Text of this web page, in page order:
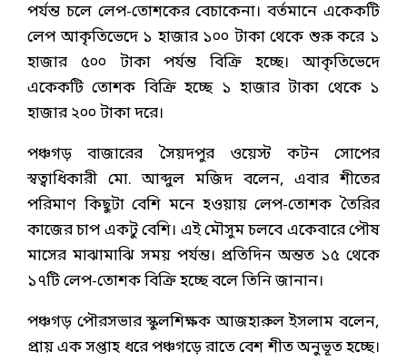
পর্যন্ত চলে লেপ-তোশকের বেচাকেনা। বর্তমানে একেকটি
লেপ আকৃতিভেদে ১ হাজার ১০০ টাকা থেকে শুরু করে ১
হাজার ৫০০ টাকা পর্যন্ত বিক্রি হচ্ছে। আকৃতিভেদে
একেকটি তোশক বিক্রি হচ্ছে ১ হাজার টাকা থেকে ১
হাজার ২০০ টাকা দরে।
পঞ্চগড় বাজারের সৈয়দপুর ওয়েস্ট কটন সোপের
স্বত্বাধিকারী মো. আব্দুল মজিদ বলেন, এবার শীতের
পরিমাণ কিছুটা বেশি মনে হওয়ায় লেপ-তোশক তৈরির
কাজের চাপ একটু বেশি। এই মৌসুম চলবে একেবারে পৌষ
মাসের মাঝামাঝি সময় পর্যন্ত। প্রতিদিন অন্তত ১৫ থেকে
১৭টি লেপ-তোশক বিক্রি হচ্ছে বলে তিনি জানান।
পঞ্চগড় পৌরসভার স্কুলশিক্ষক আজহারুল ইসলাম বলেন,
প্রায় এক সপ্তাহ ধরে পঞ্চগড়ে রাতে বেশ শীত অনুভূত হচ্ছে।